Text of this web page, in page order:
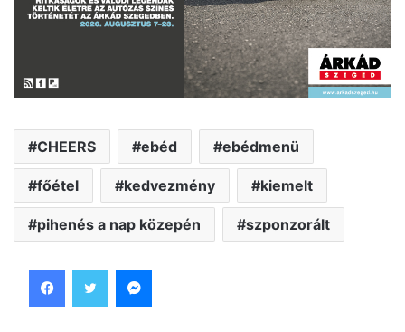
CHEERS ebéd ebédmenü
főétel kedvezmény kiemelt
pihenés a nap közepén szponzorált